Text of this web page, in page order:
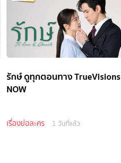
รักษ์ ดูทุกตอนทาง TrueVisions
NOW
เรื่องย่อละคร 1 วันที่แล้ว